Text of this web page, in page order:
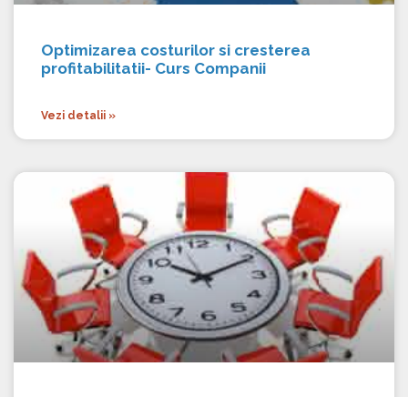
Optimizarea costurilor si cresterea
profitabilitatii- Curs Companii
Vezi detalii »